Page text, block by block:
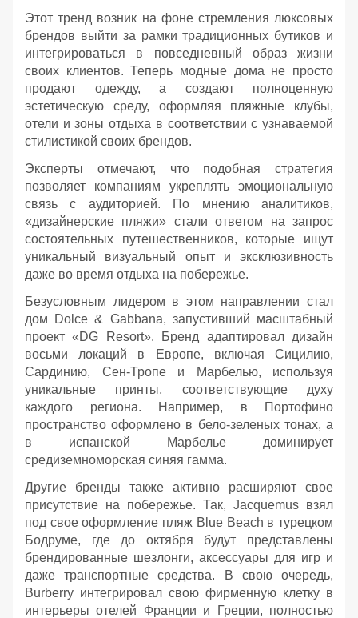
Этот тренд возник на фоне стремления люксовых
брендов выйти за рамки традиционных бутиков и
интегрироваться в повседневный образ жизни
своих клиентов. Теперь модные дома не просто
продают одежду, а создают полноценную
эстетическую среду, оформляя пляжные клубы,
отели и зоны отдыха в соответствии с узнаваемой
стилистикой своих брендов.
Эксперты отмечают, что подобная стратегия
позволяет компаниям укреплять эмоциональную
связь с аудиторией. По мнению аналитиков,
«дизайнерские пляжи» стали ответом на запрос
состоятельных путешественников, которые ищут
уникальный визуальный опыт и эксклюзивность
даже во время отдыха на побережье.
Безусловным лидером в этом направлении стал
дом Dolce & Gabbana, запустивший масштабный
проект «DG Resort». Бренд адаптировал дизайн
восьми локаций в Европе, включая Сицилию,
Сардинию, Сен-Тропе и Марбелью, используя
уникальные принты, соответствующие духу
каждого региона. Например, в Портофино
пространство оформлено в бело-зеленых тонах, а
в испанской Марбелье доминирует
средиземноморская синяя гамма.
Другие бренды также активно расширяют свое
присутствие на побережье. Так, Jacquemus взял
под свое оформление пляж Blue Beach в турецком
Бодруме, где до октября будут представлены
брендированные шезлонги, аксессуары для игр и
даже транспортные средства. В свою очередь,
Burberry интегрировал свою фирменную клетку в
интерьеры отелей Франции и Греции, полностью